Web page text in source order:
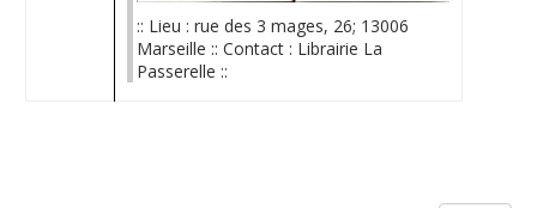
:: Lieu : rue des 3 mages, 26; 13006
Marseille :: Contact : Librairie La
Passerelle ::